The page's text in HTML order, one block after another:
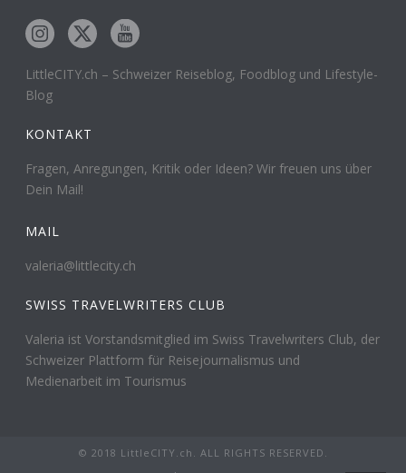
LittleCITY.ch – Schweizer Reiseblog, Foodblog und Lifestyle-
Blog
KONTAKT
Fragen, Anregungen, Kritik oder Ideen? Wir freuen uns über
Dein Mail!
MAIL
valeria@littlecity.ch
SWISS TRAVELWRITERS CLUB
Valeria ist Vorstandsmitglied im Swiss Travelwriters Club, der
Schweizer Plattform für Reisejournalismus und
Medienarbeit im Tourismus
© 2018 LittleCITY.ch. ALL RIGHTS RESERVED.